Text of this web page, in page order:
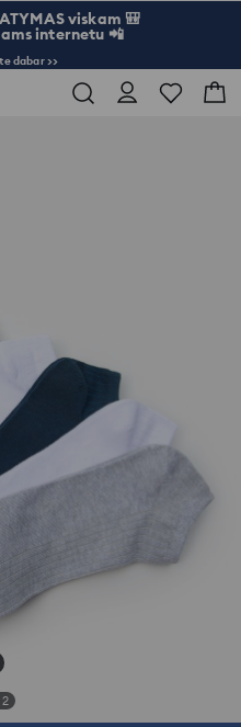
viskam 🎒
internetu 📲
dabar >>
2